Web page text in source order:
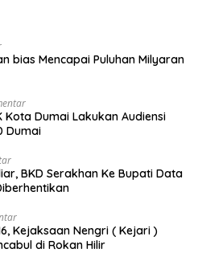
bias Mencapai Puluhan Milyaran
Kota Dumai Lakukan Audiensi
Dumai
BKD Serakhan Ke Bupati Data
Nengri ( Kejari )
di Rokan Hilir